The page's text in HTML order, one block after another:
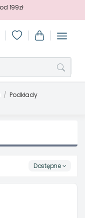
199zł
Podkłady
Dostępne